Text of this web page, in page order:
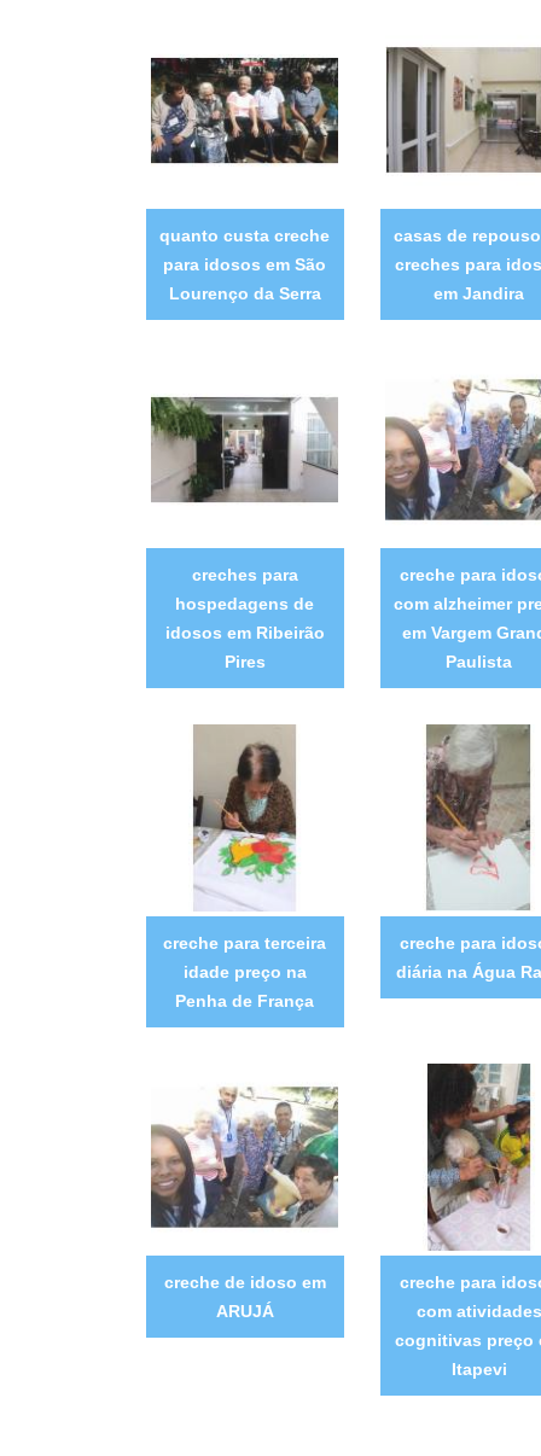
quanto custa creche
para idosos em São
Lourenço da Serra
casas de
creches para
em Jandira
creches para
hospedagens de
idosos em Ribeirão
Pires
creche para
com alzheimer
em Vargem
Paulista
creche para terceira
idade preço na
Penha de França
creche para
diária na Água
creche de idoso em
ARUJÁ
creche para
com atividades
cognitivas preço
Itapevi